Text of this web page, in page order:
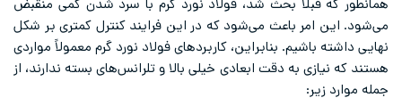
همانطور که قبلاً بحث شد، فولاد نورد گرم با سرد شدن کمی منقبض
می‌شود. این امر باعث می‌شود که در این فرایند کنترل کمتری بر شکل
نهایی داشته باشیم. بنابراین، کاربردهای فولاد نورد گرم معمولاً مواردی
هستند که نیازی به دقت ابعادی خیلی بالا و تلرانس‌های بسته ندارند، از
جمله موارد زیر: